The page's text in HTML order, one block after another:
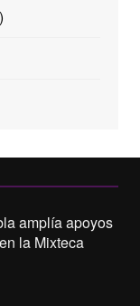
amplía apoyos
la Mixteca